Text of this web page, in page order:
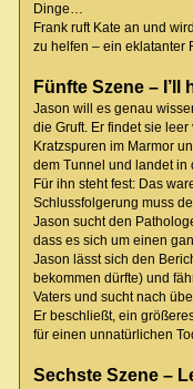
Dinge…
Frank ruft Kate an und
zu helfen – ein eklatanter
Fünfte Szene –
Jason will es genau
die Gruft. Er findet sie
Kratzspuren im Marmor
dem Tunnel und landet in
Für ihn steht fest: Das
Schlussfolgerung muss
Jason sucht den
dass es sich um einen
Jason lässt sich den
bekommen dürfte) und
Vaters und sucht nach
Er beschließt, ein
für einen unnatürlichen
Sechste Szene –